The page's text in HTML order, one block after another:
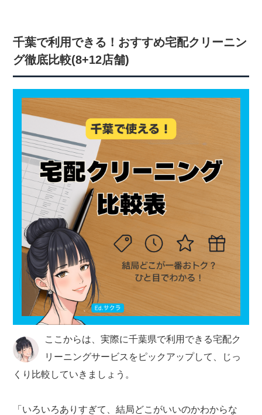
千葉で利用できる！おすすめ宅配クリーニン
グ徹底比較(8+12店舗)
ここからは、実際に千葉県で利用できる宅配ク
リーニングサービスをピックアップして、じっ
くり比較していきましょう。
「いろいろありすぎて、結局どこがいいのかわからな